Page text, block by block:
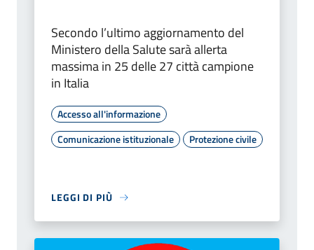
Secondo l’ultimo aggiornamento del
Ministero della Salute sarà allerta
massima in 25 delle 27 città campione
in Italia
Accesso all'informazione
Comunicazione istituzionale
Protezione civile
LEGGI DI PIÙ